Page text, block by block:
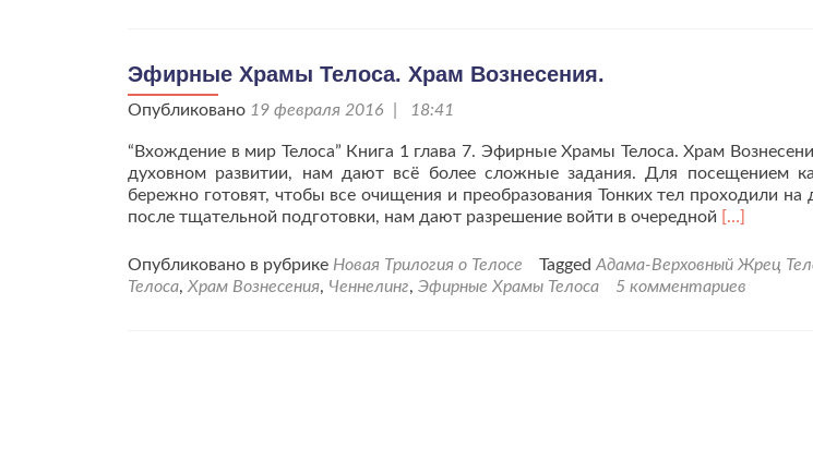
Эфирные Храмы Телоса. Храм Вознесения.
Опубликовано 19 февраля 2016 | 18:41
“Вхождение в мир Телоса” Книга 1 глава 7. Эфирные Храмы Телоса. Храм
духовном развитии, нам дают всё более сложные задания. Для посещением
бережно готовят, чтобы все очищения и преобразования Тонких тел проходили
после тщательной подготовки, нам дают разрешение войти в очередной Читать
Храмы
[…]
Опубликовано в рубрике Новая Трилогия о Телосе Tagged Адама-Верховный Жрец
Телоса, Храм Вознесения, Ченнелинг, Эфирные Храмы Телоса 5 комментариев